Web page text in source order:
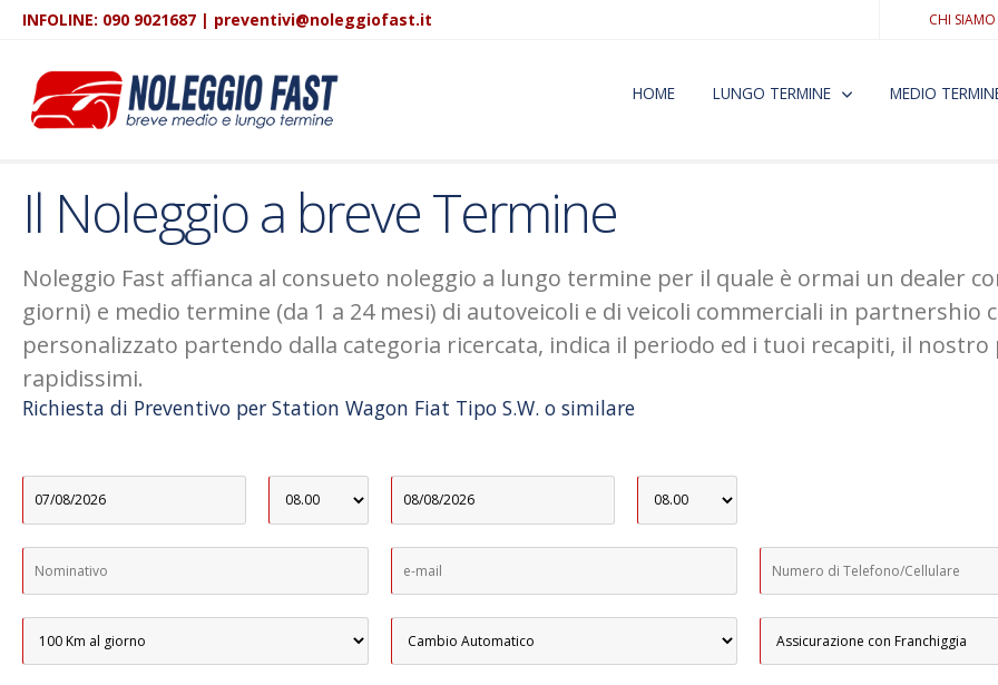
INFOLINE: 090 9021687 | preventivi@noleggiofast.it CHI SIAMO
HOME LUNGO TERMINE MEDIO
Il Noleggio a breve Termine
Noleggio Fast affianca al consueto noleggio a lungo termine per il quale è ormai un dealer
giorni) e medio termine (da 1 a 24 mesi) di autoveicoli e di veicoli commerciali in partnershio
personalizzato partendo dalla categoria ricercata, indica il periodo ed i tuoi recapiti, il
rapidissimi.
Richiesta di Preventivo per Station Wagon Fiat Tipo S.W. o similare